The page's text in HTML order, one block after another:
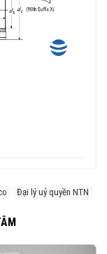
Đại lý uỷ quyền NTN